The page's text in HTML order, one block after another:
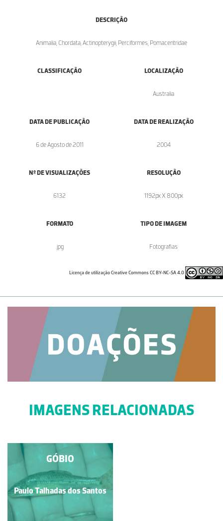
DESCRIÇÃO
Animalia; Chordata; Actinopterygii; Perciformes; Pomacentridae
CLASSIFICAÇÃO LOCALIZAÇÃO
Australia
DATA DE PUBLICAÇÃO
6 de Agosto de 2011
DATA DE REALIZAÇÃO
2004
Nº DE VISUALIZAÇÕES
6132
RESOLUÇÃO
1192px X 800px
FORMATO
.jpg
TIPO DE IMAGEM
Fotografias
Licença de utilização Creative Commons CC BY-NC-SA 4.0
IMAGENS RELACIONADAS
MUDSKIPPER
Paulo Talhadas dos Santos
GÓBIO
Paulo Talhadas dos Santos